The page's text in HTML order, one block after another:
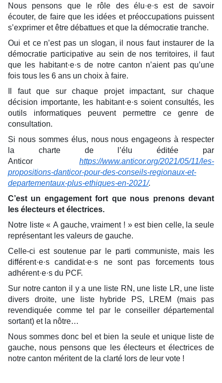
Nous pensons que le rôle desélu·e·s est de savoir
écouter, de faire que les idées et préoccupations puissent
s’exprimer et être débattues et que la démocratie tranche.
Oui et ce n’est pas un slogan, il nous faut instaurer de la
démocratie participative au sein de nos territoires, il faut
que les habitant·e·s de notre canton n’aient pas qu’une
fois tous les 6 ans un choix à faire.
Il faut que sur chaque projet impactant, sur chaque
décision importante, les habitant·e·s soient consultés, les
outils informatiques peuvent permettre ce genre de
consultation.
Si nous sommes élus, nous nous engageons à respecter
la charte de l’élu éditée par
Anticor https://www.anticor.org/2021/05/11/les-
propositions-danticor-pour-des-conseils-regionaux-et-
departementaux-plus-ethiques-en-2021/.
C’est un engagement fort que nous prenons devant
les électeurs et électrices.
Notre liste « A gauche, vraiment ! » est bien celle, la seule
représentant les valeurs de gauche.
Celle-ci est soutenue par le parti communiste, mais les
différent·e·s candidat·e·s ne sont pas forcements tous
adhérent·e·s du PCF.
Sur notre canton il y a une liste RN, une liste LR, une liste
divers droite, une liste hybride PS, LREM (mais pas
revendiquée comme tel par le conseiller départemental
sortant) et la nôtre…
Nous sommes donc bel et bien la seule et unique liste de
gauche, nous pensons que les électeurs et électrices de
notre canton méritent de la clarté lors de leur vote !